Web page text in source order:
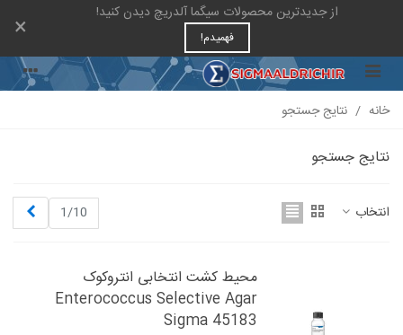
از جدیدترین محصولات سیگما آلدریچ دیدن کنید!
فهمیدم! ×
خانه / نتایج جستجو
نتایج جستجو
انتخاب 1/10
محیط کشت انتخابی انتروکوک
Enterococcus Selective Agar
Sigma 45183